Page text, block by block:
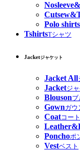
Polo shirts
TshirtsTシャツ
Jacketジャケット
Jacket All
Jacketジ
Blousonブ
Gownガウ
Coatコート
Ponchoポ
Vestベスト